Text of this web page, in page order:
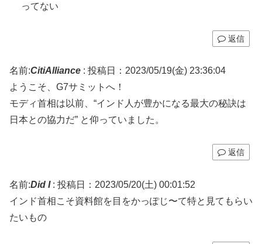
ってない
返信
名前:CitiAlliance : 投稿日：2023/05/19(金) 23:36:04
ようこそ、G7サミットへ！
モディ首相は以前、“インド人が豊かになる最大の秘訣は
日本との協力だ” と仰っていました。
返信
名前:Did I: 投稿日：2023/05/20(土) 00:01:52
インド首相こそ資料館を目をかっぽじ〜て特と見てもらい
たいもの